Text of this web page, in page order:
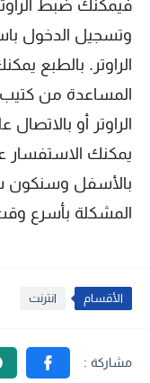
فيمكنك ضبط
وتسجيل الدخول
الراوتر. بالطبع
المساعدة من كتيب
الراوتر أو
يمكنك
بالأسفل وسنكون
المشكلة بأسرع
الأقسام انترنت